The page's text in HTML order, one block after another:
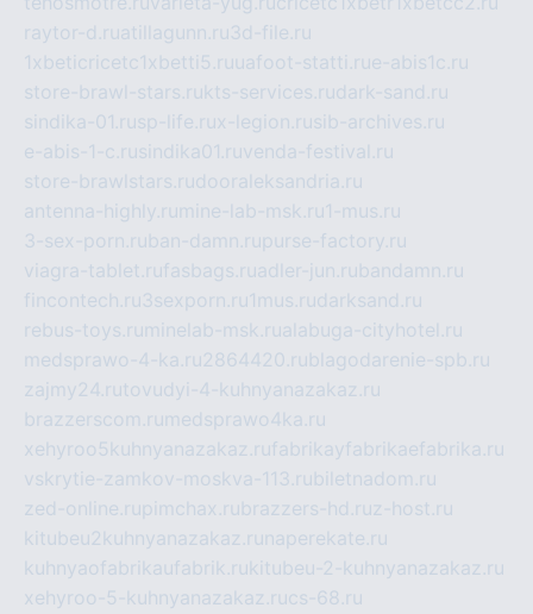
raytor-d.ruatillagunn.ru3d-file.ru
1xbeticricetc1xbetti5.ruuafoot-statti.rue-abis1c.ru
store-brawl-stars.rukts-services.rudark-sand.ru
sindika-01.rusp-life.rux-legion.rusib-archives.ru
e-abis-1-c.rusindika01.ruvenda-festival.ru
store-brawlstars.rudooraleksandria.ru
antenna-highly.ru mine-lab-msk.ru1-mus.ru
3-sex-porn.ruban-damn.rupurse-factory.ru
viagra-tablet.rufasbags.ruadler-jun.rubandamn.ru
fincontech.ru3sexporn.ru1mus.rudarksand.ru
rebus-toys.ru minelab-msk.rualabuga-cityhotel.ru
medsprawo-4-ka.ru2864420.rublagodarenie-spb.ru
zajmy24.rutovudyi-4-kuhnyanazakaz.ru
brazzerscom.ru medsprawo4ka.ru
xehyroo5kuhnyanazakaz.rufabrikayfabrikaefabrika.ru
vskrytie-zamkov-moskva-113.rubiletnadom.ru
zed-online.rupimchax.rubrazzers-hd.ruz-host.ru
kitubeu2kuhnyanazakaz.ru naperekate.ru
kuhnyaofabrikaufabrik.rukitubeu-2-kuhnyanazakaz.ru
xehyroo-5-kuhnyanazakaz.rucs-68.ru